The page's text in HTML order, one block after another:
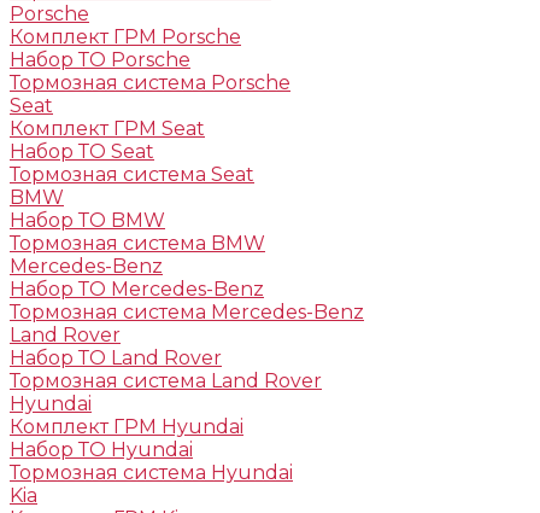
Porsche
Комплект ГРМ Porsche
Набор ТО Porsche
Тормозная система Porsche
Seat
Комплект ГРМ Seat
Набор ТО Seat
Тормозная система Seat
BMW
Набор ТО BMW
Тормозная система BMW
Mercedes-Benz
Набор ТО Mercedes-Benz
Тормозная система Mercedes-Benz
Land Rover
Набор ТО Land Rover
Тормозная система Land Rover
Hyundai
Комплект ГРМ Hyundai
Набор ТО Hyundai
Тормозная система Hyundai
Kia